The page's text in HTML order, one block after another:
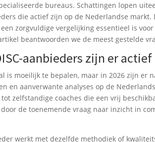
bureaus. Schattingen lopen
die actief zijn op de Nederlandse
zorgvuldige vergelijking essentieel is
beantwoorden we de meest gestelde
aanbieders zijn er
is moeilijk te bepalen, maar in 2026 zijn
en aanverwante analyses op de
zelfstandige coaches die een vrij
de toenemende vraag naar inzicht in
werkt met dezelfde methodiek of